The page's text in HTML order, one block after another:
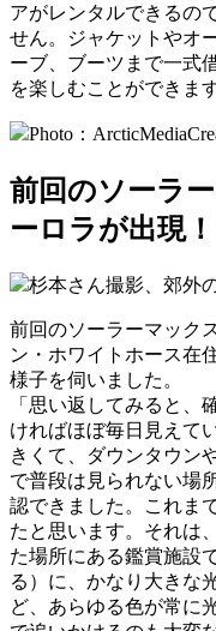
アがレンタルできるの
せん。ジャケットやオ
ーブ、ブーツまで一式
を楽しむことができます
Photo：
前回のソーラ
ーロラが出現！
杉本さん撮影、郊外
前回のソーラーマック
ン・ホワイトホース在
様子を伺いました。
「思い返してみると、
ければほぼ毎日見えて
きくて、ダウンタウン
で普段は見られない場
認できました。これま
たと思います。それは
た場所にある鑑賞施設
る）に、かなり大きな
ど、あらゆる色が常に